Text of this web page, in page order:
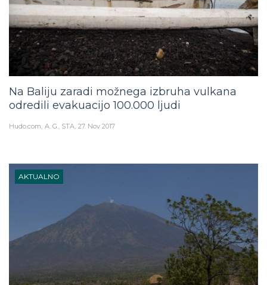
Na Baliju zaradi možnega izbruha vulkana
odredili evakuacijo 100.000 ljudi
Hudo.com A. G., STA 27. Nov 2017
AKTUALNO